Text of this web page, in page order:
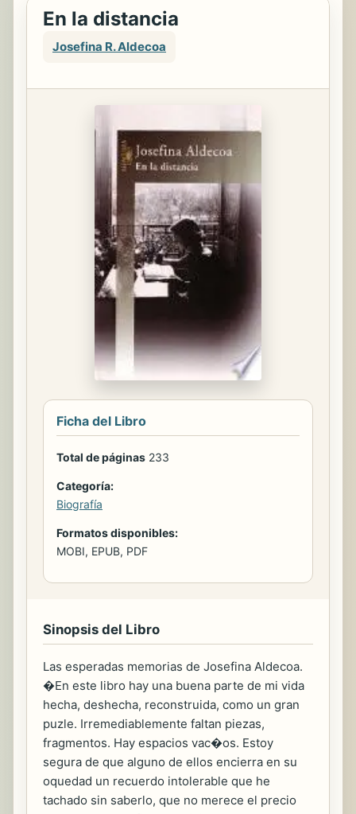
En la distancia
Josefina R. Aldecoa
Ficha del Libro
Total de páginas 233
Categoría:
Biografía
Formatos disponibles:
MOBI, EPUB, PDF
Sinopsis del Libro
Las esperadas memorias de Josefina Aldecoa.
�En este libro hay una buena parte de mi vida
hecha, deshecha, reconstruida, como un gran
puzle. Irremediablemente faltan piezas,
fragmentos. Hay espacios vac�os. Estoy
segura de que alguno de ellos encierra en su
oquedad un recuerdo intolerable que he
tachado sin saberlo, que no merece el precio